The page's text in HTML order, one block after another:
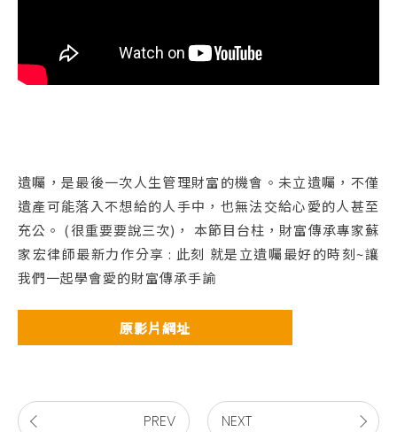
遺囑，是最後一次人生管理財富的機會。未立遺囑，不僅
遺產可能落入不想給的人手中，也無法交給心愛的人甚至
充公。 (很重要要說三次)， 本節目台柱，財富傳承專家蘇
家宏律師最新力作分享 : 此刻 就是立遺囑最好的時刻~讓
我們一起學會愛的財富傳承手諭
原影片網址
PREV NEXT